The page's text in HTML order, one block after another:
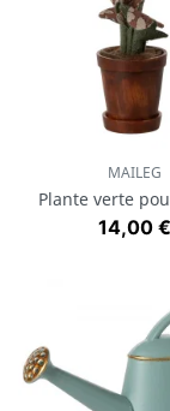
MAILEG
Plante verte
Prix
14,00 €